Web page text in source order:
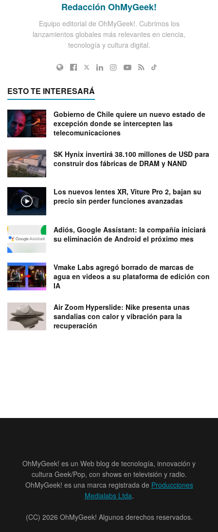
Redacción OhMyGeek!
Equipo editorial de OhMyGeek!. Cubrimos los
lanzamientos globales más relevantes en ciencia,
tecnología y cultura digital.
ESTO TE INTERESARÁ
Gobierno de Chile quiere un nuevo estado de
excepción donde se intercepten las
telecomunicaciones
SK Hynix invertirá 38.100 millones de USD para
construir dos fábricas de DRAM y NAND
Los nuevos lentes XR, Viture Pro 2, bajan su
precio sin perder funciones avanzadas
Adiós, Google Assistant: la compañía iniciará
su eliminación de Android el próximo mes
Vmake Labs agregó borrado de marcas de
agua en videos a su plataforma de edición con
IA
Air Zoom Hyperslide: Nike presenta unas
sandalias con calor y vibración para la
recuperación
OhMyGeek! es un Web blog de tecnología, innovación y
cultura Geek/Pop, con shows en televisión y radio.
OhMyGeek! es una marca registrada de Producciones
Medialabs Ltda.
(CC) 2026 OhMyGeek! Algunos derechos reservados.